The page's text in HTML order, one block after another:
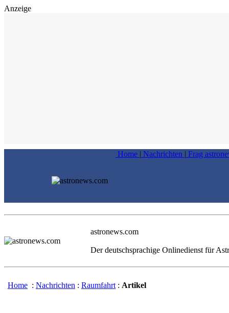
Anzeige
Home | Nachrichten | Frag
astronews.com
Der deutschsprachige Onlinedienst für
Home : Nachrichten : Raumfahrt : Artikel